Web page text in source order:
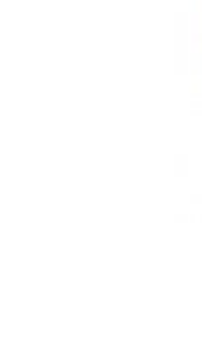
bij
definitieve
Ik heb